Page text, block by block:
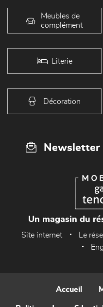
Meubles de
complément
Literie
Décoration
Newsletter
Un magasin du
Site internet Le
Accueil